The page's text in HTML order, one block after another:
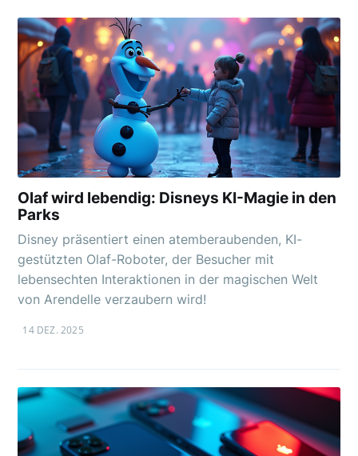
Olaf wird lebendig: Disneys KI-Magie in den
Parks
Disney präsentiert einen atemberaubenden, KI-
gestützten Olaf-Roboter, der Besucher mit
lebensechten Interaktionen in der magischen Welt
von Arendelle verzaubern wird!
14 DEZ. 2025